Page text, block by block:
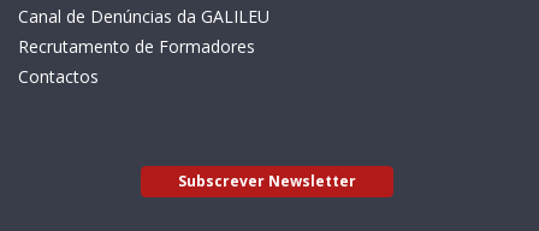
Canal de Denúncias da GALILEU
Recrutamento de Formadores
Contactos
Subscrever Newsletter